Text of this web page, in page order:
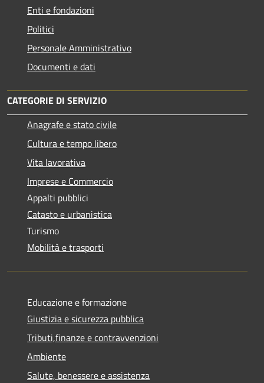
Enti e fondazioni
Politici
Personale Amministrativo
Documenti e dati
CATEGORIE DI SERVIZIO
Anagrafe e stato civile
Cultura e tempo libero
Vita lavorativa
Imprese e Commercio
Appalti pubblici
Catasto e urbanistica
Turismo
Mobilità e trasporti
Educazione e formazione
Giustizia e sicurezza pubblica
Tributi,finanze e contravvenzioni
Ambiente
Salute, benessere e assistenza